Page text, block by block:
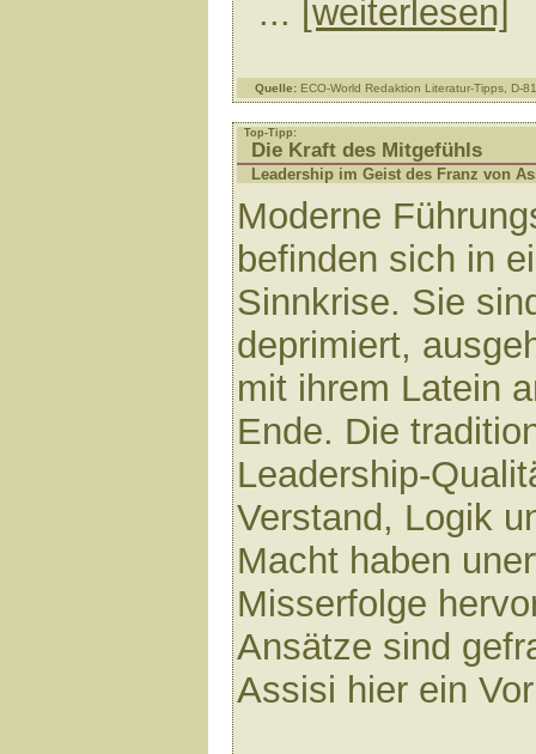
... [weiterlesen]
Quelle: ECO-World Redaktion Literatur-Tipps, D-
Top-Tipp:
Die Kraft des Mitgefühls
Leadership im Geist des Franz von
Moderne
befinden sich in
Sinnkrise. Sie
deprimiert,
mit ihrem Latein
Ende. Die
Leadership-
Verstand, Logik
Macht haben
Misserfolge
Ansätze sind
Assisi hier ein